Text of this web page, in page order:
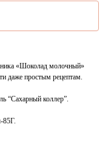
«Шоколад молочный»
даже простым рецептам.
“Сахарный коллер”.
85Г.